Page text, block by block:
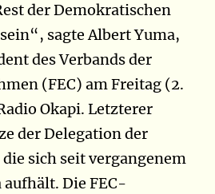
der Demokratischen
sagte Albert Yuma,
des Verbands der
(FEC) am Freitag (2.
Okapi. Letzterer
der Delegation der
sich seit vergangenem
Die FEC-